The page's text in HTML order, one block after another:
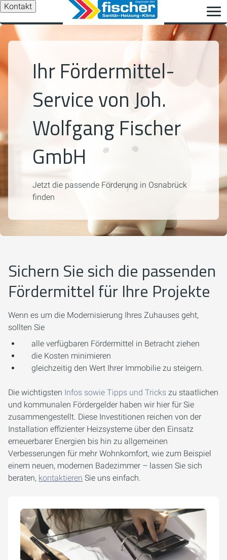
Kontakt
Ihr Fördermittel-
Service von Joh.
Wolfgang Fischer
GmbH
Jetzt die passende Förderung in Osnabrück
finden
Sichern Sie sich die passenden
Fördermittel für Ihre Projekte
Wenn es um die Modernisierung Ihres Zuhauses geht,
sollten Sie
alle verfügbaren Fördermittel in Betracht ziehen
die Kosten minimieren
gleichzeitig den Wert Ihrer Immobilie zu steigern.
Die wichtigsten Infos sowie Tipps und Tricks zu staatlichen
und kommunalen Fördergelder haben wir hier für Sie
zusammengestellt. Diese Investitionen reichen von der
Installation effizienter Heizsysteme über den Einsatz
erneuerbarer Energien bis hin zu allgemeinen
Verbesserungen für mehr Wohnkomfort, wie zum Beispiel
einem neuen, modernen Badezimmer – lassen Sie sich
beraten, kontaktieren Sie uns einfach.